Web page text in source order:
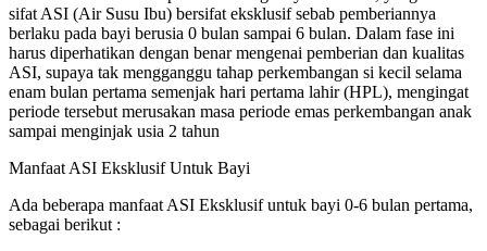
sifat ASI (Air Susu Ibu) bersifat eksklusif sebab pemberiannya
berlaku pada bayi berusia 0 bulan sampai 6 bulan. Dalam fase ini
harus diperhatikan dengan benar mengenai pemberian dan kualitas
ASI, supaya tak mengganggu tahap perkembangan si kecil selama
enam bulan pertama semenjak hari pertama lahir (HPL), mengingat
periode tersebut merusakan masa periode emas perkembangan anak
sampai menginjak usia 2 tahun
Manfaat ASI Eksklusif Untuk Bayi
Ada beberapa manfaat ASI Eksklusif untuk bayi 0-6 bulan pertama,
sebagai berikut :